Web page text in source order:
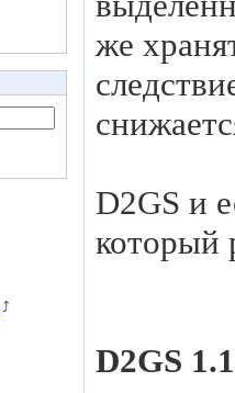
⤴
же
D2GS и
который
D2GS